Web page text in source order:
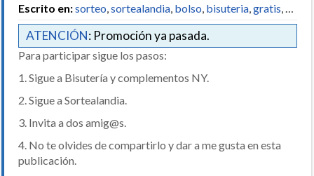
Escrito en:sorteo,sortealandia, bolso, bisuteria,gratis, …
ATENCIÓN: Promoción ya pasada.
Para participar sigue los pasos:
1. Sigue a Bisutería y complementos NY.
2. Sigue a Sortealandia.
3. Invita a dos amig@s.
4. No te olvides de compartirlo y dar a me gusta en esta
publicación.